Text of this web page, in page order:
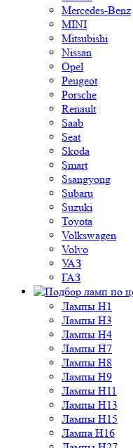
Mercedes-Benz
MINI
Mitsubishi
Nissan
Opel
Peugeot
Porsche
Renault
Saab
Seat
Skoda
Smart
Ssangyong
Subaru
Suzuki
Toyota
Volkswagen
Volvo
УАЗ
ГАЗ
Лампы H1
Лампы H3
Лампы H4
Лампы H7
Лампы H8
Лампы H9
Лампы H11
Лампы H13
Лампы H15
Лампа H16